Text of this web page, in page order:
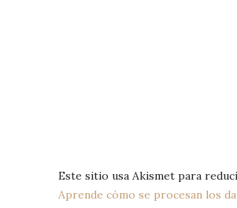
Este sitio usa Akismet para
Aprende cómo se procesan los